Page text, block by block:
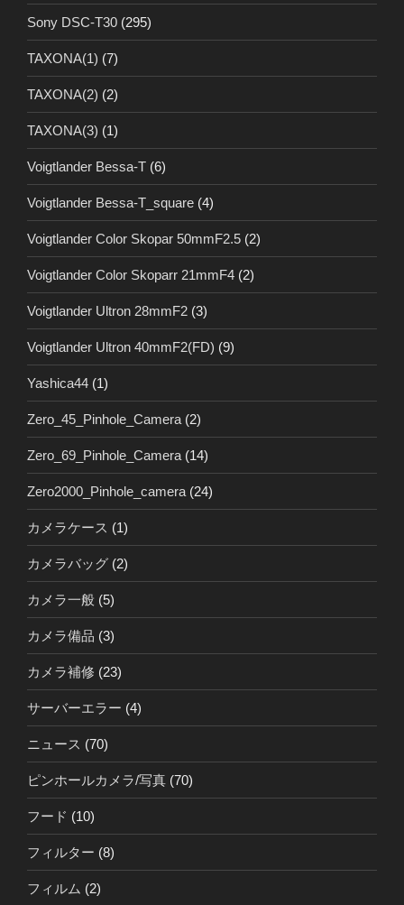
Sony DSC-T30 (295)
TAXONA(1) (7)
TAXONA(2) (2)
TAXONA(3) (1)
Voigtlander Bessa-T (6)
Voigtlander Bessa-T_square (4)
Voigtlander Color Skopar 50mmF2.5 (2)
Voigtlander Color Skoparr 21mmF4 (2)
Voigtlander Ultron 28mmF2 (3)
Voigtlander Ultron 40mmF2(FD) (9)
Yashica44 (1)
Zero_45_Pinhole_Camera (2)
Zero_69_Pinhole_Camera (14)
Zero2000_Pinhole_camera (24)
カメラケース (1)
カメラバッグ (2)
カメラ一般 (5)
カメラ備品 (3)
カメラ補修 (23)
サーバーエラー (4)
ニュース (70)
ピンホールカメラ/写真 (70)
フード (10)
フィルター (8)
フィルム (2)